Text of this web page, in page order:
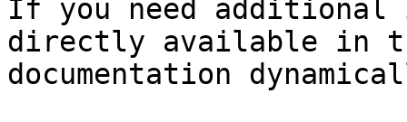
If you need
directly available in
documentation